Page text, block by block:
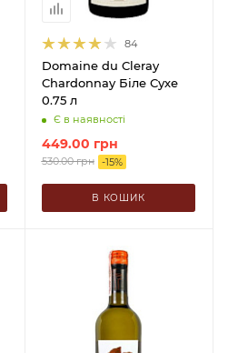
84
Domaine du Cleray
Chardonnay Біле Сухе
0.75 л
Є в наявності
449.00 грн
530.00грн -15%
В КОШИК